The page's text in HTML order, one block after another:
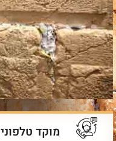
מוקד טלפוני